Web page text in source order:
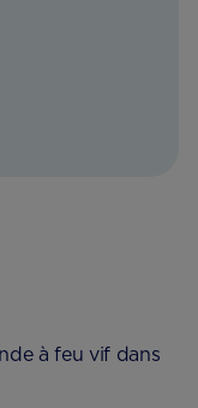
à feu vif dans